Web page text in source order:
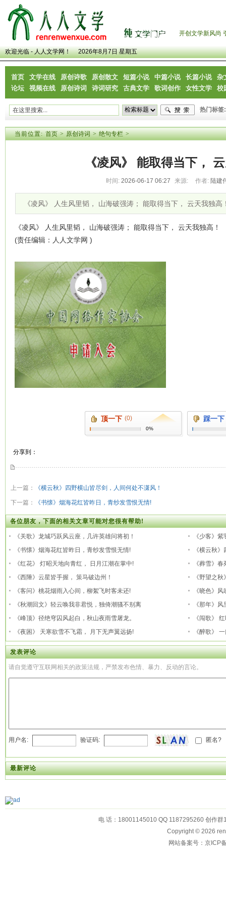
开创文学新风尚
欢迎光临 - 人人文学网！ 2026年8月7日 星期五
首页 文学在线 原创诗歌 原创散文 短篇小说 中篇小说 长篇小说
杂
论坛
视频在线 原创诗词 诗词研究 古典文学 歌词创作 女性文学 校
热门标签:
当前位置: 首页>原创诗词>绝句专栏>
《凌风》 能取得当下，
时间: 2026-06-17 06:27 来源: 作者: 陆建
《凌风》 人生风里韬， 山海破强涛； 能取得当下， 云天我独高
《凌风》 人生风里韬， 山海破强涛； 能取得当下， 云天我独高！
(责任编辑：人人文学网 )
顶一下 (0)
0%
踩一下
分享到：
上一篇： 《横云秋》四野横山皆尽剑，人间何处不潇风！
下一篇： 《书懐》烟海花红皆昨日，青纱发雪恨无情!
各位朋友，下面的相关文章可能对您很有帮助!
《关歌》龙城巧跃风云座，几许英雄问将初！
《少客》
《书懐》烟海花红皆昨日，青纱发雪恨无情!
《横云秋
《红花》 灯昭天地向青红， 日月江潮在掌中!
《葬雪》
《西陲》云星皆手握， 策马破边州！
《野望之
《客问》桃花烟雨入心间，柳絮飞时客未还!
《晓色》
《秋潮回文》轻云唤我非君悦，独倚潮骚不别离
《那年》
《峰顶》径绝穹囚风起白，秋山夜雨雪屠龙。
《闯歌》
《夜困》 天寒欲雪不飞霜， 月下无声翼远扬!
《醉歌》
发表评论
请自觉遵守互联网相关的政策法规，严禁发布色情、暴力、反动的言论。
用户名: 验证码: 匿名?
最新评论
电 话：18001145010 QQ 1187295260 创作
Copyright © 2026
网站备案号：京ICP